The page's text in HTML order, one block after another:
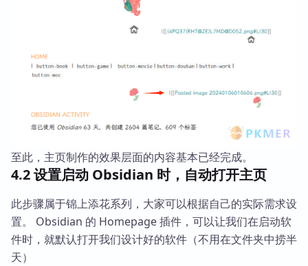
至此，主页制作的效果层面的内容基本已经完成。
4.2 设置启动 Obsidian 时，自动打开主页
此步骤属于锦上添花系列，大家可以根据自己的实际需求设
置。 Obsidian 的 Homepage 插件，可以让我们在启动软
件时，就默认打开我们设计好的软件（不用在文件夹中捞半
天）